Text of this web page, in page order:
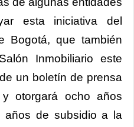
esta iniciativa del
Bogotá, que también
Inmobiliario este
un boletín de prensa
otorgará ocho años
años de subsidio a la